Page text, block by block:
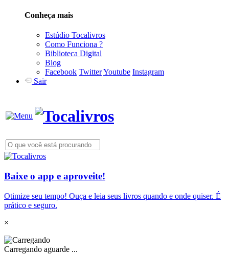
Conheça mais
Estúdio Tocalivros
Como Funciona ?
Biblioteca Digital
Blog
Facebook TwitterYoutube Instagram
Sair
Baixe o app e aproveite!
Otimize seu tempo! Ouça e leia seus livros quando e onde quiser. É
prático e seguro.
×
Carregando aguarde ...